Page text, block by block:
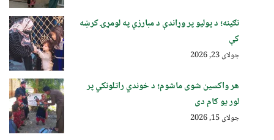
نګینه؛ د پولیو پر وړاندې د مبارزې په لومړۍ کرښه
کې
جولای 23, 2026
هر واکسین شوی ماشوم؛ د خوندي راتلونکي پر
لور یو ګام دی
جولای 15, 2026